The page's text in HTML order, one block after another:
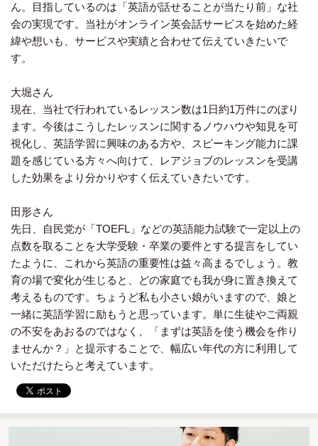
ん。目指しているのは「英語が話せることが当たり前」な社
会の実現です。当社がオンライン英会話サービスを始めた経
緯や想いも、サービスや実績と合わせて伝えていきたいで
す。
大堀さん
現在、当社で行われているレッスン数は1日約1万件にのぼり
ます。今後はこうしたレッスンに関するノウハウや知見を可
視化し、英語学習に興味のある方や、スピーキング能力に課
題を感じている方々へ向けて、レアジョブのレッスンを受講
した効果をより分かりやすく伝えていきたいです。
田形さん
先日、自民党が「TOEFL」などの英語能力試験で一定以上の
点数を取ることを大学受験・卒業の要件とする提言をしてい
たように、これから英語の重要性は益々高まるでしょう。教
育の場で変化が生じると、どの家庭でも我が身に置き換えて
考えるものです。ちょうど私も小さい娘がいますので、娘と
一緒に英語学習に励もうと思っています。単に生徒やご両親
の不安をあおるのではなく、「まずは英語を使う機会を作り
ませんか？」と提示することで、幅広い年代の方に利用して
いただけたらと考えています。